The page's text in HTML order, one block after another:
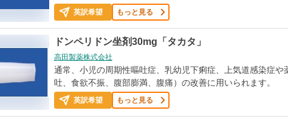
英訳希望 もっと見る
ドンペリドン坐剤30mg「タカタ」
高田製薬株式会社
通常、小児の周期性嘔吐症、乳幼児下痢症、上気道感染症
吐、食欲不振、腹部膨満、腹痛）の改善に用いられます。
英訳希望 もっと見る